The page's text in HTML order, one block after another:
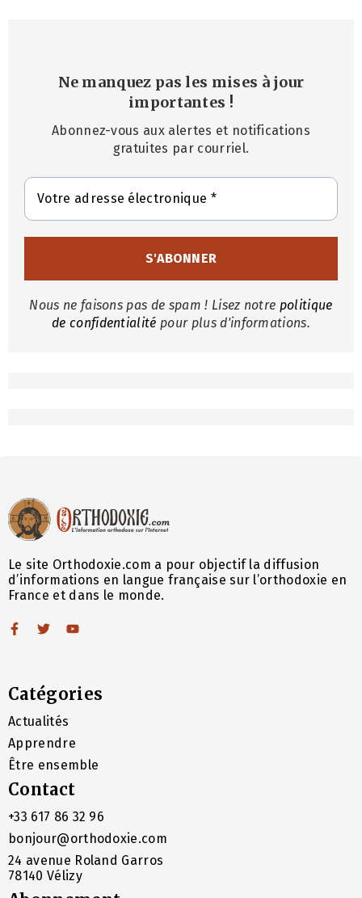
Ne manquez pas les mises à jour
importantes !
Abonnez-vous aux alertes et notifications
gratuites par courriel.
Nous ne faisons pas de spam ! Lisez notre politique
de confidentialité pour plus d'informations.
Le site Orthodoxie.com a pour objectif la diffusion
d’informations en langue française sur l’orthodoxie en
France et dans le monde.
Catégories
Actualités
Apprendre
Être ensemble
Contact
+33 617 86 32 96
bonjour@orthodoxie.com
24 avenue Roland Garros
78140 Vélizy